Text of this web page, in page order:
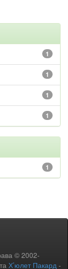
1
1
1
1
1
© 2002-
Х’юлет Пакард -